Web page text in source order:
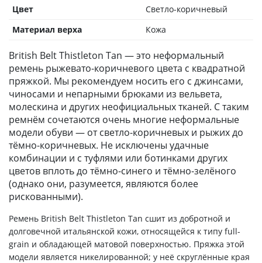
Цвет
Светло-коричневый
Материал верха
Кожа
British Belt Thistleton Tan — это неформальный
ремень рыжевато-коричневого цвета с квадратной
пряжкой. Мы рекомендуем носить его с джинсами,
чиносами и непарными брюками из вельвета,
молескина и других неофициальных тканей. С таким
ремнём сочетаются очень многие неформальные
модели обуви — от светло-коричневых и рыжих до
тёмно-коричневых. Не исключены удачные
комбинации и с туфлями или ботинками других
цветов вплоть до тёмно-синего и тёмно-зелёного
(однако они, разумеется, являются более
рискованными).
Ремень British Belt Thistleton Tan сшит из добротной и
долговечной итальянской кожи, относящейся к типу full-
grain и обладающей матовой поверхностью. Пряжка этой
модели является никелированной; у неё скруглённые края